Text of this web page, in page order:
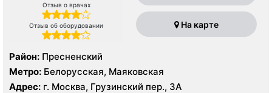
Отзыв о врачах
Отзыв об оборудовании На карте
Район: Пресненский
Метро: Белорусская, Маяковская
Адрес: г. Москва, Грузинский пер., 3А